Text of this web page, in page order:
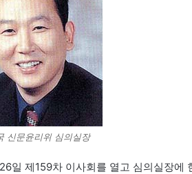
신문윤리위 심의실장
일 제159차 이사회를 열고 심의실장에